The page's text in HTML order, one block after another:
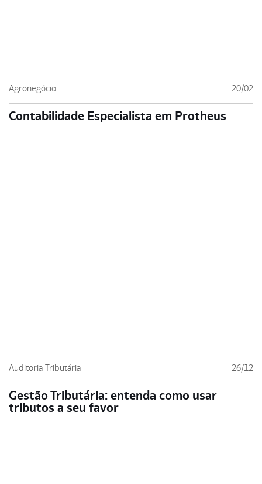
Agronegócio 20/02
Contabilidade Especialista em Protheus
Auditoria Tributária 26/12
Gestão Tributária: entenda como usar
tributos a seu favor